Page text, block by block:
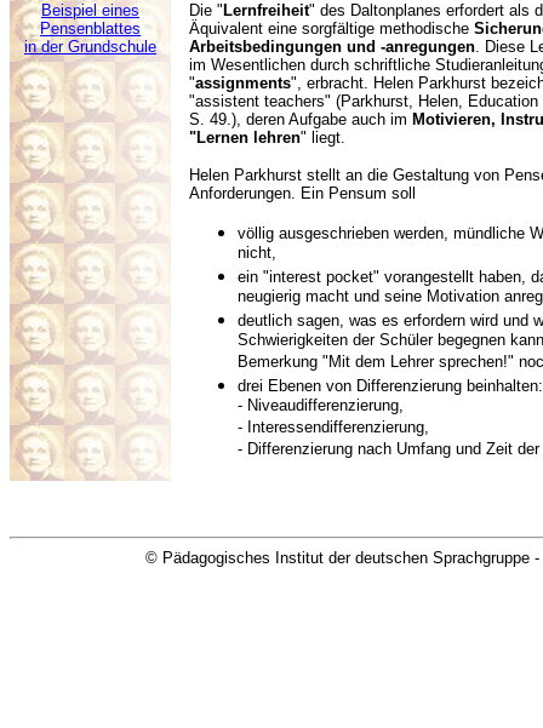
Beispiel eines
Pensenblattes
in der Grundschule
Die " Lernfreiheit" des Daltonplanes erfordert als
Äquivalent eine sorgfältige methodische
Arbeitsbedingungen und -anregungen. Diese
im Wesentlichen durch schriftliche
"assignments", erbracht. Helen Parkhurst
"assistent teachers" (Parkhurst, Helen,
S. 49.), deren Aufgabe auch im Motivieren,
"Lernen lehren" liegt.
Helen Parkhurst stellt an die Gestaltung von
Anforderungen. Ein Pensum soll
völlig ausgeschrieben werden, mündliche
nicht,
ein "interest pocket" vorangestellt haben,
neugierig macht und seine Motivation
deutlich sagen, was es erfordern wird und
Schwierigkeiten der Schüler begegnen
Bemerkung "Mit dem Lehrer sprechen!"
drei Ebenen von Differenzierung beinhalten:
- Niveaudifferenzierung,
- Interessendifferenzierung,
- Differenzierung nach Umfang und Zeit
© Pädagogisches Institut der deutschen Sprachgruppe